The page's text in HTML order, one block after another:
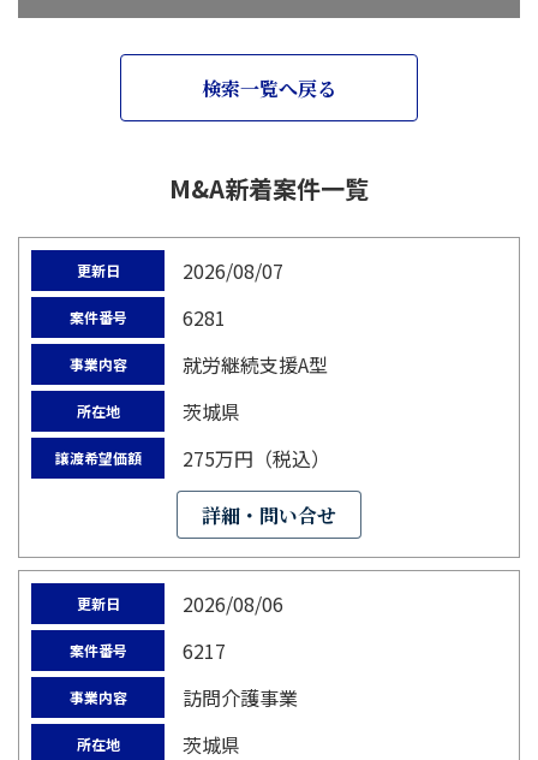
検索一覧へ戻る
M&A新着案件一覧
更新日 2026/08/07
案件番号 6281
事業内容 就労継続支援A型
所在地 茨城県
譲渡希望価額 275万円（税込）
詳細・問い合せ
更新日 2026/08/06
案件番号 6217
事業内容 訪問介護事業
所在地 茨城県